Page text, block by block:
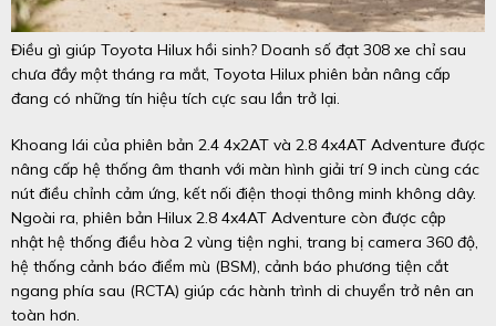
Điều gì giúp Toyota Hilux hồi sinh? Doanh số đạt 308 xe chỉ sau
chưa đầy một tháng ra mắt, Toyota Hilux phiên bản nâng cấp
đang có những tín hiệu tích cực sau lần trở lại.
Khoang lái của phiên bản 2.4 4x2AT và 2.8 4x4AT Adventure được
nâng cấp hệ thống âm thanh với màn hình giải trí 9 inch cùng các
nút điều chỉnh cảm ứng, kết nối điện thoại thông minh không dây.
Ngoài ra, phiên bản Hilux 2.8 4x4AT Adventure còn được cập
nhật hệ thống điều hòa 2 vùng tiện nghi, trang bị camera 360 độ,
hệ thống cảnh báo điểm mù (BSM), cảnh báo phương tiện cắt
ngang phía sau (RCTA) giúp các hành trình di chuyển trở nên an
toàn hơn.